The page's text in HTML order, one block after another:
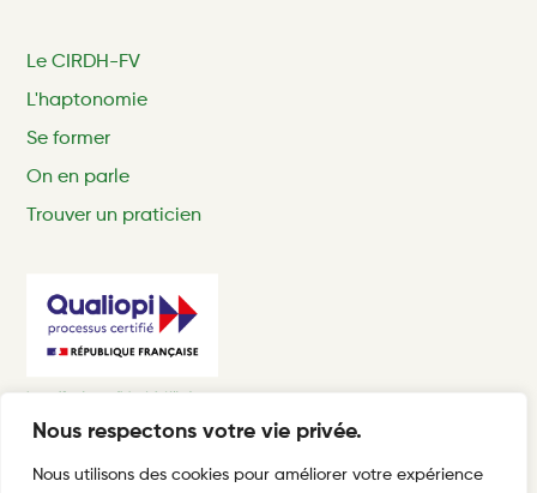
Nous respectons votre vie privée.
Nous utilisons des cookies pour améliorer votre expérience
Le CIRDH-FV
L'haptonomie
Se former
On en parle
Trouver un praticien